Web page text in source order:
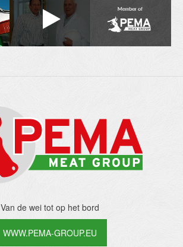
Van de wei tot op het bord
WWW.PEMA-GROUP.EU